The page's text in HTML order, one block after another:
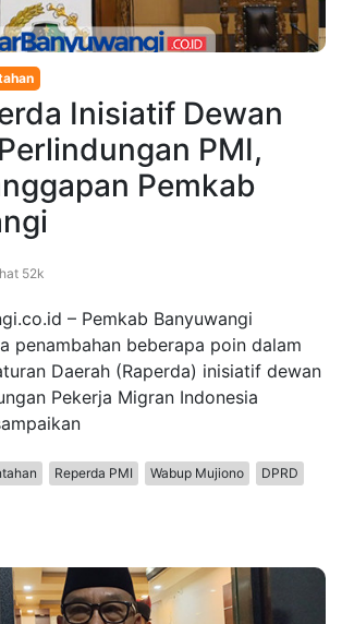
Inisiatif Dewan
PMI,
Pemkab
52k
– Pemkab Banyuwangi
penambahan beberapa poin dalam
Daerah (Raperda) inisiatif dewan
Pekerja Migran Indonesia
Reperda PMI Wabup Mujiono
DPRD